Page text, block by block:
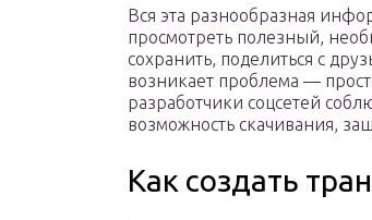
Вся эта разнообразная
просмотреть полезный,
сохранить, поделиться с
возникает проблема —
разработчики соцсетей
возможность скачивания,
Как создать